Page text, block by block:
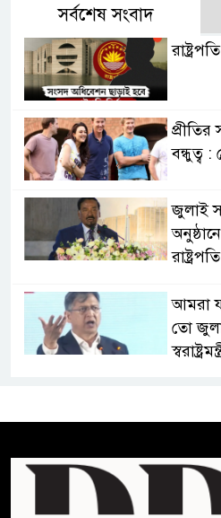
সর্বশেষ সংবাদ
বন্ধুত্ব :
জুলাই
রাষ্ট্রপতি
আমরা
তো
শেখ